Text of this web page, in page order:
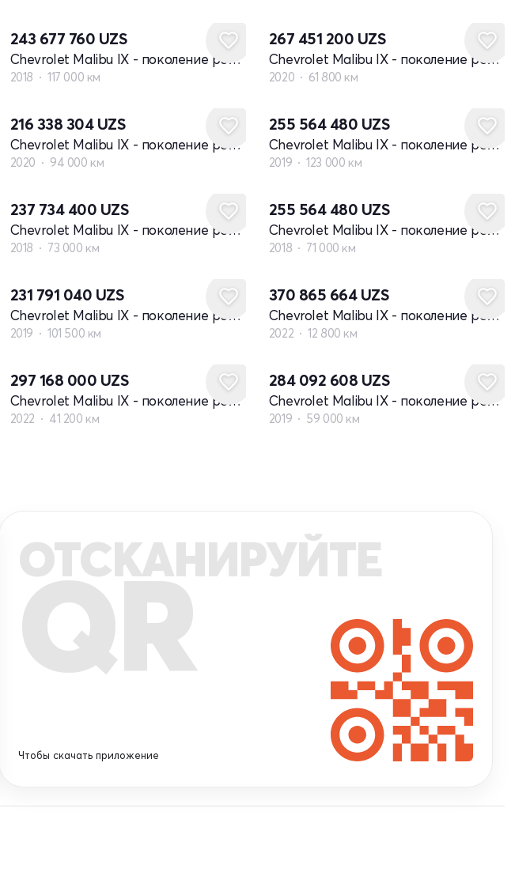
243 677 760 UZS
Chevrolet Malibu IX - поколение рестайлинг
2018 117 000 км
267 451 200 UZS
Chevrolet Malibu IX - поколение рестайлинг
2020 61 800 км
216 338 304 UZS
Chevrolet Malibu IX - поколение рестайлинг
2020 94 000 км
255 564 480 UZS
Chevrolet Malibu IX - поколение рестайлинг
2019 123 000 км
237 734 400 UZS
Chevrolet Malibu IX - поколение рестайлинг
2018 73 000 км
255 564 480 UZS
Chevrolet Malibu IX - поколение рестайлинг
2018 71 000 км
231 791 040 UZS
Chevrolet Malibu IX - поколение рестайлинг
2019 101 500 км
370 865 664 UZS
Chevrolet Malibu IX - поколение рестайлинг
2022 12 800 км
297 168 000 UZS
Chevrolet Malibu IX - поколение рестайлинг
2022 41 200 км
284 092 608 UZS
Chevrolet Malibu IX - поколение рестайлинг
2019 59 000 км
ОТСКАНИРУЙТЕ
QR
Чтобы скачать приложение